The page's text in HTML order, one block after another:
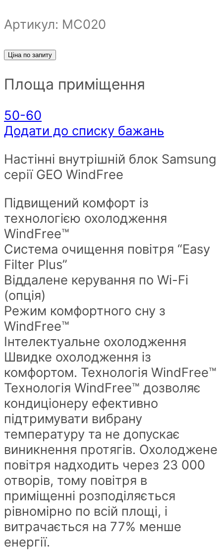
Артикул: MC020
Ціна по запиту
Площа приміщення
50-60
Додати до списку бажань
Настінні внутрішній блок Samsung
серії GEO WindFreе
Підвищений комфорт із
технологією охолодження
WindFree™
Система очищення повітря “Easy
Filter Plus”
Віддалене керування по Wi-Fi
(опція)
Режим комфортного сну з
WindFree™
Інтелектуальне охолодження
Швидке охолодження із
комфортом. Технологія WindFree™
Технологія WindFree™ дозволяє
кондиціонеру ефективно
підтримувати вибрану
температуру та не допускає
виникнення протягів. Охолоджене
повітря надходить через 23 000
отворів, тому повітря в
приміщенні розподіляється
рівномірно по всій площі, і
витрачається на 77% менше
енергії.